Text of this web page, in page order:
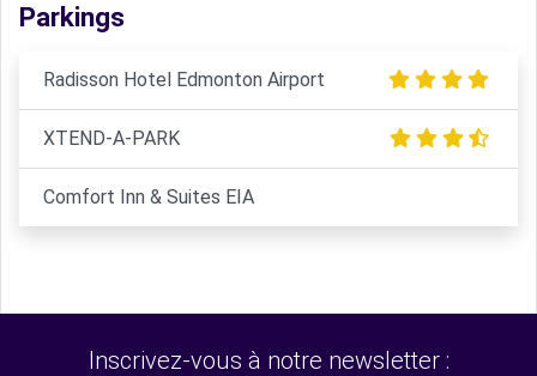
Parkings
Radisson Hotel Edmonton Airport
XTEND-A-PARK
Comfort Inn & Suites EIA
Inscrivez-vous à notre newsletter :